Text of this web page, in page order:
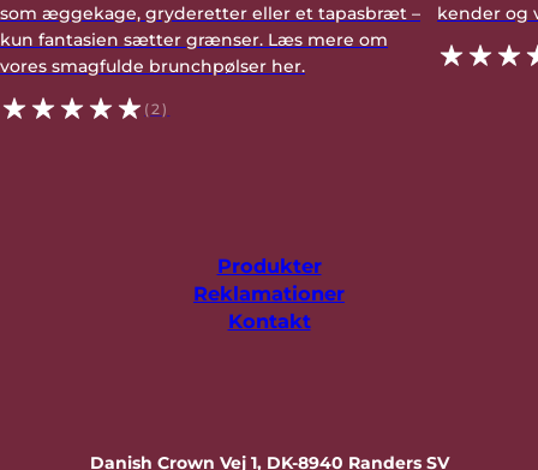
som æggekage, gryderetter eller et tapasbræt –
kun fantasien sætter grænser. Læs mere om
vores smagfulde brunchpølser her.
(2)
kender
Produkter
Reklamationer
Kontakt
Danish Crown Vej 1, DK-8940 Randers SV